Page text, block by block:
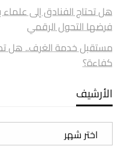
هل تحتاج الفنادق إلى علماء
فرضها التحول الرقمي
مستقبل خدمة الغرف.. هل
كفاءة؟
الأرشيف
الأرشيف